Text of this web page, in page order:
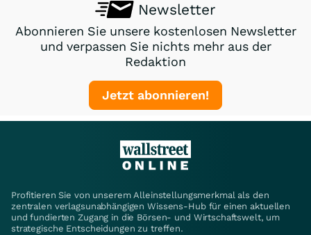
Newsletter
Abonnieren Sie unsere kostenlosen Newsletter
und verpassen Sie nichts mehr aus der
Redaktion
Jetzt abonnieren!
Profitieren Sie von unserem Alleinstellungsmerkmal als den
zentralen verlagsunabhängigen Wissens-Hub für einen aktuellen
und fundierten Zugang in die Börsen- und Wirtschaftswelt, um
strategische Entscheidungen zu treffen.